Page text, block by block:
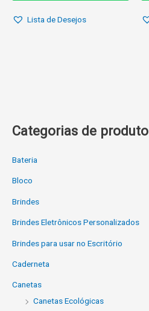
Categorias de produto
Bateria
Bloco
Brindes
Brindes Eletrônicos Personalizados
Brindes para usar no Escritório
Caderneta
Canetas
Canetas Ecológicas
Lista de Desejos